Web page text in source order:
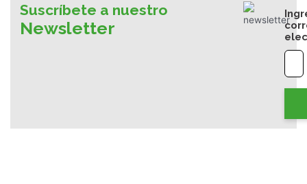
Suscríbete a nuestro
Newsletter